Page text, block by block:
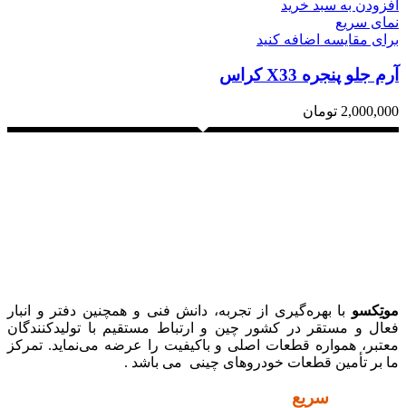
افزودن به سبد خرید
نمای سریع
برای مقایسه اضافه کنید
آرم جلو پنجره X33 کراس
2,000,000 تومان
موتِکسو با بهره‌گیری از تجربه، دانش فنی و همچنین دفتر و انبار
فعال و مستقر در کشور چین و ارتباط مستقیم با تولیدکنندگان
معتبر، همواره قطعات اصلی و باکیفیت را عرضه می‌نماید. تمرکز
ما بر تأمین قطعات خودروهای چینی می باشد .
سریع